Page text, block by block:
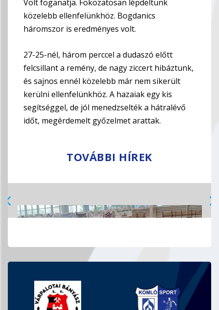
Volt foganatja. Fokozatosan lépdeltünk
közelebb ellenfelünkhöz. Bogdanics
háromszor is eredményes volt.
27-25-nél, három perccel a dudaszó előtt
felcsillant a remény, de nagy ziccert hibáztunk,
és sajnos ennél közelebb már nem sikerült
kerülni ellenfelünkhöz. A hazaiak egy kis
segítséggel, de jól menedzselték a hátralévő
időt, megérdemelt győzelmet arattak.
TOVÁBBI HÍREK
MEGFOGYVA BÁR, DE TÖRVE NEM…